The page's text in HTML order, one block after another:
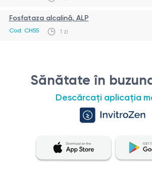
Fosfataza alcalină, ALP
Cod: CH55 1 zi
Sănătate în
Descărcați aplicația